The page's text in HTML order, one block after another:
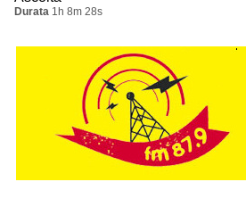
Durata 1h 8m 28s